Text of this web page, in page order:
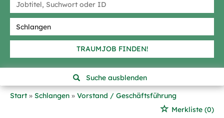
TRAUMJOB FINDEN!
Suche ausblenden
Start
Schlangen
Vorstand / Geschäftsführung
Merkliste (0)